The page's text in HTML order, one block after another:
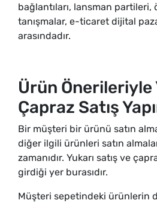
bağlantıları, lansman partileri,
tanışmalar, e-ticaret dijital
arasındadır.
Ürün Önerileriyle
Çapraz Satış
Bir müşteri bir ürünü satın
diğer ilgili ürünleri satın
zamanıdır. Yukarı satış ve
girdiği yer burasıdır.
Müşteri sepetindeki ürünlerin